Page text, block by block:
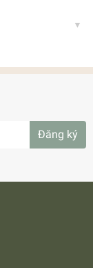
Đăng ký